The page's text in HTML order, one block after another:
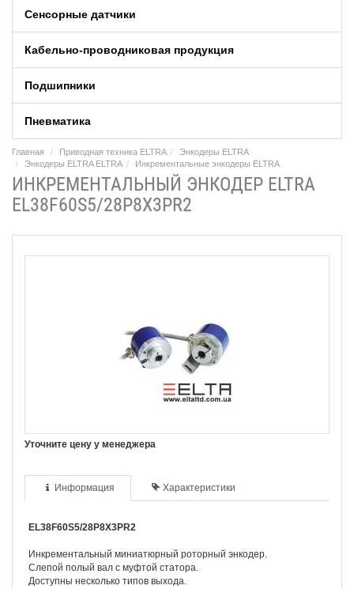
Сенсорные датчики
Кабельно-проводниковая продукция
Подшипники
Пневматика
Главная Приводная техника ELTRA
Энкодеры ELTRA
Энкодеры ELTRA ELTRA
Инкрементальные энкодеры ELTRA
ИНКРЕМЕНТАЛЬНЫЙ ЭНКОДЕР ELTRA
EL38F60S5/28P8X3PR2
Уточните цену у менеджера
Информация Характеристики
EL38F60S5/28P8X3PR2
Инкрементальный миниатюрный роторный энкодер.
Слепой полый вал с муфтой статора.
Доступны несколько типов выхода.